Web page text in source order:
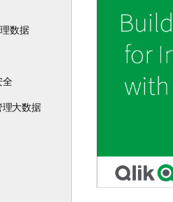
数据
全
理大数据